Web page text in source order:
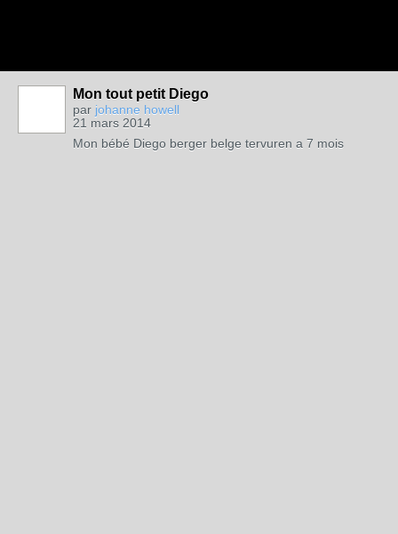
Mon tout petit Diego
par johanne howell
21 mars 2014
Mon bébé Diego berger belge tervuren a 7 mois